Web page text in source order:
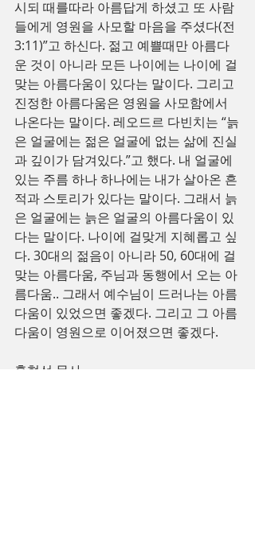
시되 때를따라 아름답게 하셨고 또 사람
들에게 영원을 사모할 마음을 주셨다(전
3:11)”고 하신다. 젊고 예쁠때만 아름다
운 것이 아니라 모든 나이에는 나이에 걸
맞는 아름다움이 있다는 말이다. 그리고
진정한 아름다움은 영원을 사모함에서
나온다는 말이다. 레오드르 다빈치는 “늙
은 얼굴에는 젊은 얼굴에 없는 삶에 진실
과 깊이가 담겨있다.”고 했다. 내 얼굴에
있는 주름 하나 하나에는 내가 살아온 흔
적과 스토리가 있다는 말이다. 그래서 늙
은 얼굴에는 늙은 얼굴의 아름다움이 있
다는 말이다. 나이에 걸맞게 지혜롭고 싶
다. 30대의 젊음이 아니라 50, 60대에 걸
맞는 아름다움, 주님과 동행에서 오는 아
름다움.. 그래서 예수님이 드러나는 아름
다움이 있었으면 좋겠다. 그리고 그 아름
다움이 영원으로 이어졌으면 좋겠다.
홍형선 목사